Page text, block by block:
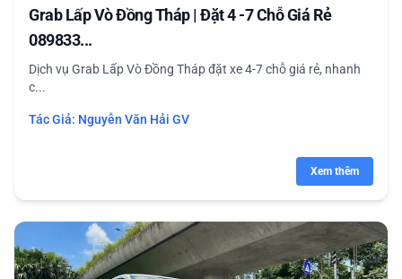
Grab Lấp Vò Đồng Tháp | Đặt 4 -7 Chỗ Giá Rẻ
089833...
Dịch vụ Grab Lấp Vò Đồng Tháp đặt xe 4-7 chỗ giá rẻ, nhanh
c...
Tác Giả: Nguyễn Văn Hải GV
Xem thêm